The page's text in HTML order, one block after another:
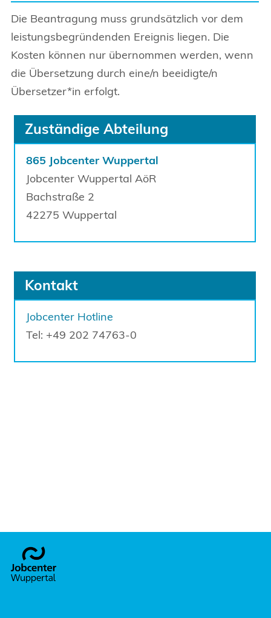
Die Beantragung muss grundsätzlich vor dem
leistungsbegründenden Ereignis liegen. Die
Kosten können nur übernommen werden, wenn
die Übersetzung durch eine/n beeidigte/n
Übersetzer*in erfolgt.
Zuständige Abteilung
865 Jobcenter Wuppertal
Jobcenter Wuppertal AöR
Bachstraße 2
42275 Wuppertal
Kontakt
Jobcenter Hotline
Tel: +49 202 74763-0
Footer